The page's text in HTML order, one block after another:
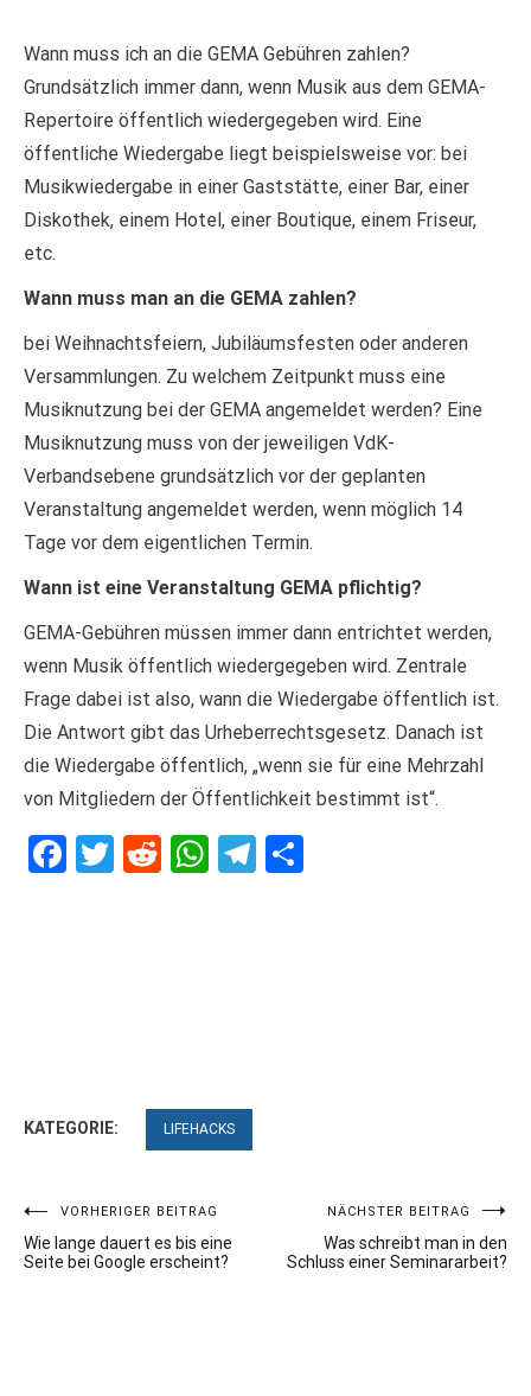
Wann muss ich an die GEMA Gebühren zahlen?
Grundsätzlich immer dann, wenn Musik aus dem GEMA-
Repertoire öffentlich wiedergegeben wird. Eine
öffentliche Wiedergabe liegt beispielsweise vor: bei
Musikwiedergabe in einer Gaststätte, einer Bar, einer
Diskothek, einem Hotel, einer Boutique, einem Friseur,
etc.
Wann muss man an die GEMA zahlen?
bei Weihnachtsfeiern, Jubiläumsfesten oder anderen
Versammlungen. Zu welchem Zeitpunkt muss eine
Musiknutzung bei der GEMA angemeldet werden? Eine
Musiknutzung muss von der jeweiligen VdK-
Verbandsebene grundsätzlich vor der geplanten
Veranstaltung angemeldet werden, wenn möglich 14
Tage vor dem eigentlichen Termin.
Wann ist eine Veranstaltung GEMA pflichtig?
GEMA-Gebühren müssen immer dann entrichtet werden,
wenn Musik öffentlich wiedergegeben wird. Zentrale
Frage dabei ist also, wann die Wiedergabe öffentlich ist.
Die Antwort gibt das Urheberrechtsgesetz. Danach ist
die Wiedergabe öffentlich, „wenn sie für eine Mehrzahl
von Mitgliedern der Öffentlichkeit bestimmt ist“.
Facebook
Twitter
RedditWhatsApp
Telegram
KATEGORIE: LIFEHACKS
Beitragsnavigation
VORHERIGER BEITRAG
Wie lange dauert es bis eine
Seite bei Google erscheint?
NÄCHSTER BEITRAG
Was schreibt man in den
Schluss einer Seminararbeit?